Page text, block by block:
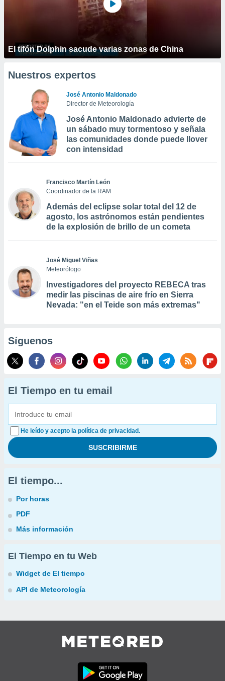
El tifón Dolphin sacude varias zonas de China
Nuestros expertos
José Antonio Maldonado
Director de Meteorología
José Antonio Maldonado advierte de
un sábado muy tormentoso y señala
las comunidades donde puede llover
con intensidad
Francisco Martín León
Coordinador de la RAM
Además del eclipse solar total del 12 de
agosto, los astrónomos están pendientes
de la explosión de brillo de un cometa
José Miguel Viñas
Meteorólogo
Investigadores del proyecto REBECA tras
medir las piscinas de aire frío en Sierra
Nevada: "en el Teide son más extremas"
Síguenos
El Tiempo en tu email
He leído y acepto la política de privacidad.
El tiempo...
Por horas
PDF
Más información
El Tiempo en tu Web
Widget de El tiempo
API de Meteorología